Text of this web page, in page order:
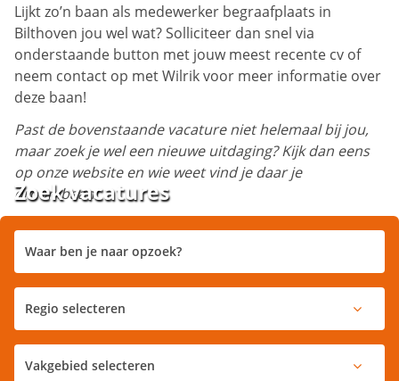
Lijkt zo’n baan als medewerker begraafplaats in
Bilthoven jou wel wat? Solliciteer dan snel via
onderstaande button met jouw meest recente cv of
neem contact op met Wilrik voor meer informatie over
deze baan!
Past de bovenstaande vacature niet helemaal bij jou,
maar zoek je wel een nieuwe uitdaging? Kijk dan eens
op onze website en wie weet vind je daar je
droombaan!
Zoek vacatures